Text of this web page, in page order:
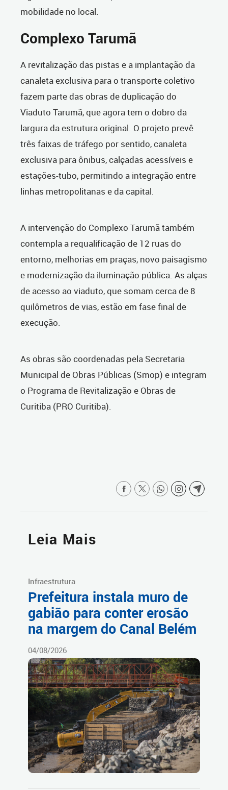
mobilidade no local.
Complexo Tarumã
A revitalização das pistas e a implantação da
canaleta exclusiva para o transporte coletivo
fazem parte das obras de duplicação do
Viaduto Tarumã, que agora tem o dobro da
largura da estrutura original. O projeto prevê
três faixas de tráfego por sentido, canaleta
exclusiva para ônibus, calçadas acessíveis e
estações-tubo, permitindo a integração entre
linhas metropolitanas e da capital.
A intervenção do Complexo Tarumã também
contempla a requalificação de 12 ruas do
entorno, melhorias em praças, novo paisagismo
e modernização da iluminação pública. As alças
de acesso ao viaduto, que somam cerca de 8
quilômetros de vias, estão em fase final de
execução.
As obras são coordenadas pela Secretaria
Municipal de Obras Públicas (Smop) e integram
o Programa de Revitalização e Obras de
Curitiba (PRO Curitiba).
Leia Mais
Infraestrutura
Prefeitura instala muro de
gabião para conter erosão
na margem do Canal Belém
04/08/2026